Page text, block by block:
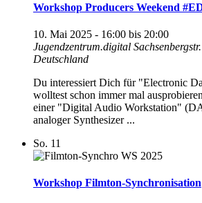
Workshop Producers Weekend
10. Mai 2025 - 16:00 bis 20:00
Jugendzentrum.digital
Deutschland
Du interessiert Dich für "Electronic
wolltest schon immer mal
einer "Digital Audio Workstation"
analoger Synthesizer ...
So. 11
Workshop Filmton-Synchronisation